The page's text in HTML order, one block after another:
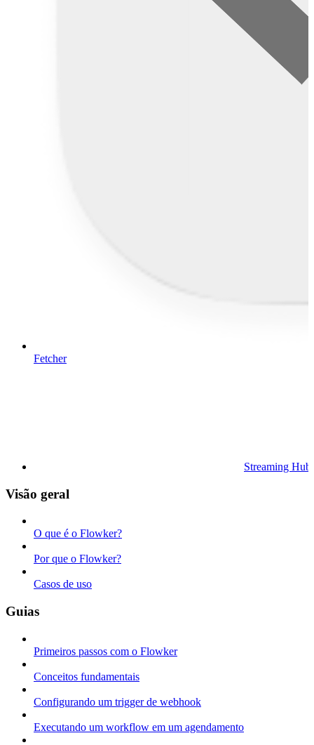
Fetcher
Streaming Hub
Visão geral
O que é o Flowker?
Por que o Flowker?
Casos de uso
Guias
Primeiros passos com o Flowker
Conceitos fundamentais
Configurando um trigger de webhook
Executando um workflow em um agendamento